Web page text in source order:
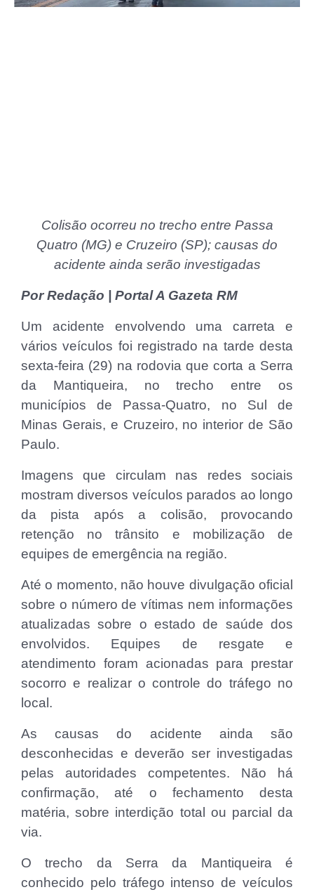
Colisão ocorreu no trecho entre Passa
Quatro (MG) e Cruzeiro (SP); causas do
acidente ainda serão investigadas
Por Redação | Portal A Gazeta RM
Um acidente envolvendo uma carreta e
vários veículos foi registrado na tarde desta
sexta-feira (29) na rodovia que corta a Serra
da Mantiqueira, no trecho entre os
municípios de Passa-Quatro, no Sul de
Minas Gerais, e Cruzeiro, no interior de São
Paulo.
Imagens que circulam nas redes sociais
mostram diversos veículos parados ao longo
da pista após a colisão, provocando
retenção no trânsito e mobilização de
equipes de emergência na região.
Até o momento, não houve divulgação oficial
sobre o número de vítimas nem informações
atualizadas sobre o estado de saúde dos
envolvidos. Equipes de resgate e
atendimento foram acionadas para prestar
socorro e realizar o controle do tráfego no
local.
As causas do acidente ainda são
desconhecidas e deverão ser investigadas
pelas autoridades competentes. Não há
confirmação, até o fechamento desta
matéria, sobre interdição total ou parcial da
via.
O trecho da Serra da Mantiqueira é
conhecido pelo tráfego intenso de veículos